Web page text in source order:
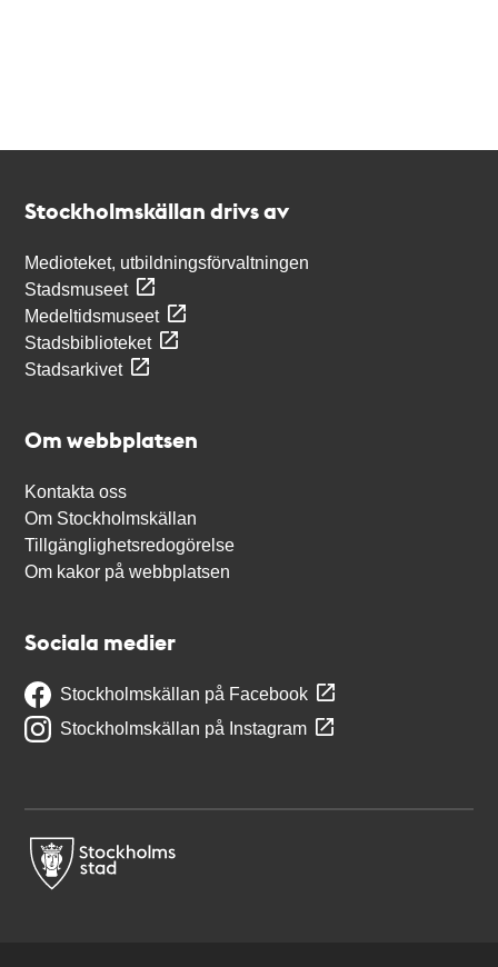
Stockholmskällan drivs av
Medioteket, utbildningsförvaltningen
Stadsmuseet
Medeltidsmuseet
Stadsbiblioteket
Stadsarkivet
Om webbplatsen
Kontakta oss
Om Stockholmskällan
Tillgänglighetsredogörelse
Om kakor på webbplatsen
Sociala medier
Stockholmskällan på Facebook
Stockholmskällan på Instagram